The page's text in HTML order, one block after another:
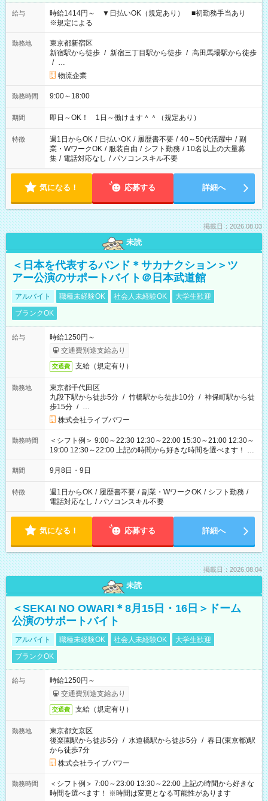
給与
時給1414円～ ▼日払いOK（規定あり） ■初勤務手当あり
※規定による
勤務地
東京都新宿区
新宿駅から徒歩 / 新宿三丁目駅から徒歩 / 高田馬場駅から徒歩
/ …
物流企業
勤務時間 9:00～18:00
期間 即日～OK！ 1日～働けます＾＾（規定あり）
特徴 週1日からOK / 日払いOK / 履歴書不要 / 40～50代活躍中 / 副
業・WワークOK / 服装自由 / シフト勤務 / 10名以上の大量募
集 / 電話対応なし / パソコンスキル不要
気になる！ 応募する 詳細へ
掲載日：2026.08.03
未読
＜日本を代表するバンド＊サカナクション＞ツ
アー公演のサポートバイト＠日本武道館
アルバイト 職種未経験OK 社会人未経験OK
大学生歓迎
ブランクOK
給与
時給1250円～
交通費別途支給あり
交通費 支給（規定有り）
勤務地
東京都千代田区
九段下駅から徒歩5分 / 竹橋駅から徒歩10分 / 神保町駅から徒
歩15分 / …
株式会社ライブパワー
勤務時間
＜シフト例＞ 9:00～22:30 12:30～22:00 15:30～21:00 12:30～
19:00 12:30～22:00 上記の時間から好きな時間を選べます！ ※
時間は変更となる可能性があります
期間 9月8日・9日
特徴 週1日からOK / 履歴書不要 / 副業・WワークOK / シフト勤務 /
電話対応なし / パソコンスキル不要
気になる！ 応募する 詳細へ
掲載日：2026.08.04
未読
＜SEKAI NO OWARI＊8月15日・16日＞ドーム
公演のサポートバイト
アルバイト 職種未経験OK 社会人未経験OK
大学生歓迎
ブランクOK
給与
時給1250円～
交通費別途支給あり
交通費 支給（規定有り）
勤務地
東京都文京区
後楽園駅から徒歩5分 / 水道橋駅から徒歩5分 / 春日(東京都)駅
から徒歩7分
株式会社ライブパワー
勤務時間
＜シフト例＞ 7:00～23:00 13:30～22:00 上記の時間から好きな
時間を選べます！ ※時間は変更となる可能性があります